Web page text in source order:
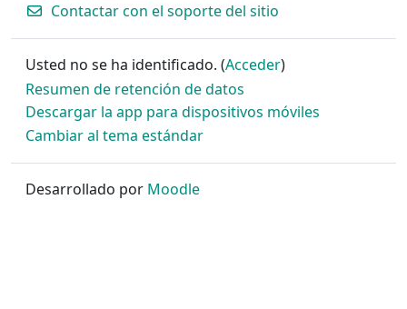
Contactar con el soporte del sitio
Usted no se ha identificado. (Acceder)
Resumen de retención de datos
Descargar la app para dispositivos móviles
Cambiar al tema estándar
Desarrollado por Moodle